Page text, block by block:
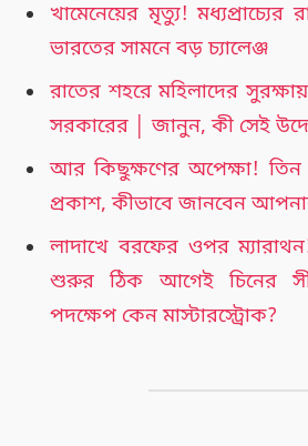
খামেনেয়ের মৃত্যু!
ভারতের সামনে বড় চ্যালেঞ্জ
রাতের শহরে মহিলাদের
সরকারের │ জানুন, কী সেই
আর কিছুক্ষণের অপেক্ষা! তিন
প্রকাশ, কীভাবে জানবেন
লাদাখে বরফের ওপর
শুরুর ঠিক আগেই চিনের
পদক্ষেপ কেন মাস্টারস্ট্রোক?